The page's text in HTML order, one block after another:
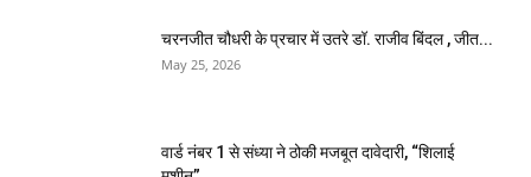
चरनजीत चौधरी के प्रचार में उतरे डॉ. राजीव बिंदल , जीत...
May 25, 2026
वार्ड नंबर 1 से संध्या ने ठोकी मजबूत दावेदारी, “शिलाई